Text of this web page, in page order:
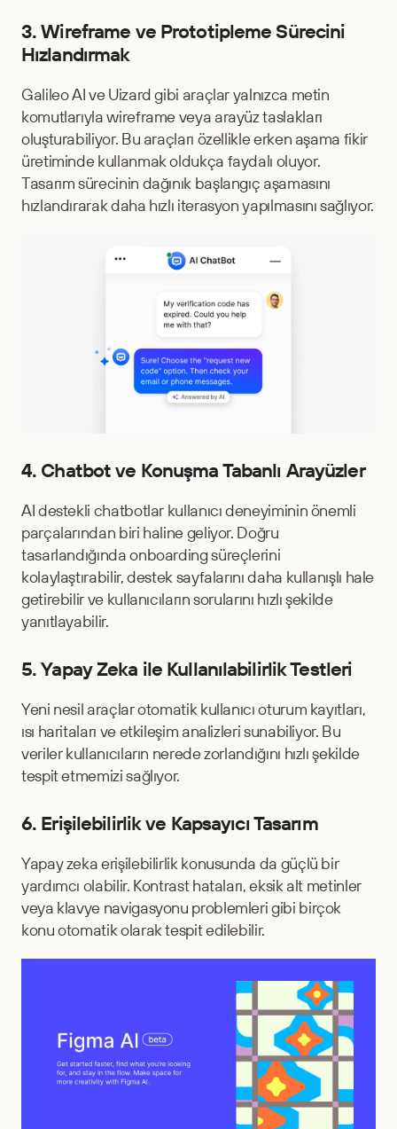
3. Wireframe ve Prototipleme Sürecini
Hızlandırmak
Galileo AI ve Uizard gibi araçlar yalnızca metin
komutlarıyla wireframe veya arayüz taslakları
oluşturabiliyor. Bu araçları özellikle erken aşama fikir
üretiminde kullanmak oldukça faydalı oluyor.
Tasarım sürecinin dağınık başlangıç aşamasını
hızlandırarak daha hızlı iterasyon yapılmasını sağlıyor.
4. Chatbot ve Konuşma Tabanlı Arayüzler
AI destekli chatbotlar kullanıcı deneyiminin önemli
parçalarından biri haline geliyor. Doğru
tasarlandığında onboarding süreçlerini
kolaylaştırabilir, destek sayfalarını daha kullanışlı hale
getirebilir ve kullanıcıların sorularını hızlı şekilde
yanıtlayabilir.
5. Yapay Zeka ile Kullanılabilirlik Testleri
Yeni nesil araçlar otomatik kullanıcı oturum kayıtları,
ısı haritaları ve etkileşim analizleri sunabiliyor. Bu
veriler kullanıcıların nerede zorlandığını hızlı şekilde
tespit etmemizi sağlıyor.
6. Erişilebilirlik ve Kapsayıcı Tasarım
Yapay zeka erişilebilirlik konusunda da güçlü bir
yardımcı olabilir. Kontrast hataları, eksik alt metinler
veya klavye navigasyonu problemleri gibi birçok
konu otomatik olarak tespit edilebilir.